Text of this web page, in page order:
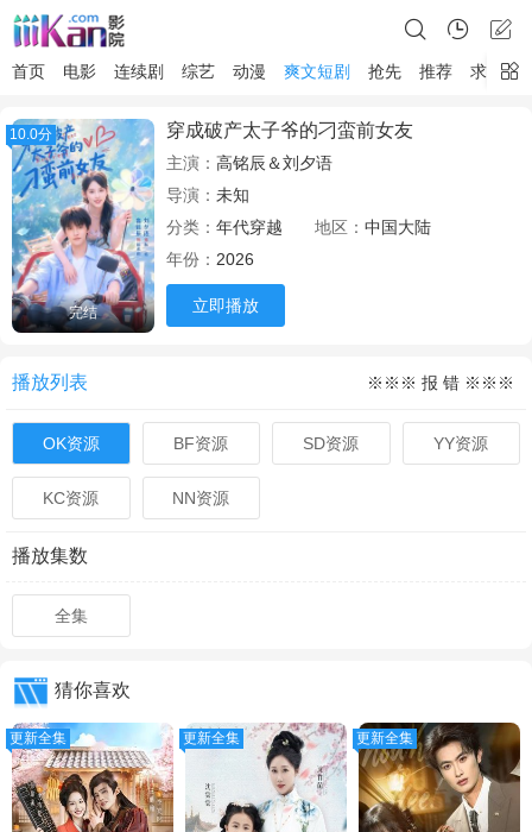
首页 电影 连续剧 综艺 动漫 爽文短剧 抢先 推荐 求片
10.0分
完结
穿成破产太子爷的刁蛮前女友
主演： 高铭辰＆刘夕语
导演： 未知
分类： 年代穿越 地区： 中国大陆
年份： 2026
立即播放
播放列表 ※※※ 报 错 ※※※
OK资源 BF资源 SD资源 YY资源
KC资源 NN资源
播放集数
全集
猜你喜欢
更新全集 更新全集 更新全集